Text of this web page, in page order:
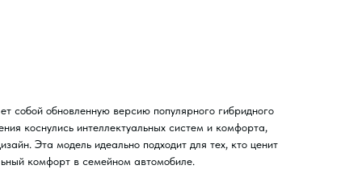
собой обновленную версию популярного гибридного
коснулись интеллектуальных систем и комфорта,
Эта модель идеально подходит для тех, кто ценит
комфорт в семейном автомобиле.